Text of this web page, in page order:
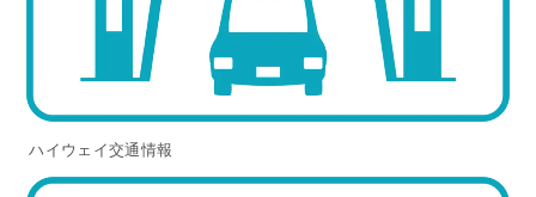
ハイウェイ交通情報